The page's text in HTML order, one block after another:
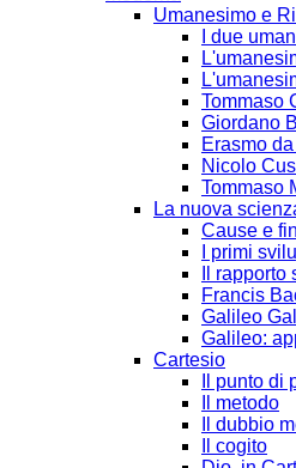
Umanesimo e
I due
Tommaso
Giordano
Erasmo
Nicolo
Tommaso
La nuova
Cause e
I primi
Il
Francis
Galileo
Galileo:
Cartesio
Il punto di
Il metodo
Il dubbio
Il cogito